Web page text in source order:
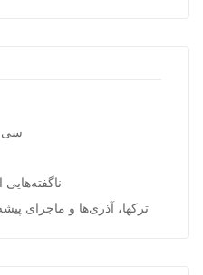
سی
ترکها، آذری‌ها و ماجرای